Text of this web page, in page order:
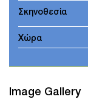
Σκηνοθεσία
Χώρα
Image Gallery